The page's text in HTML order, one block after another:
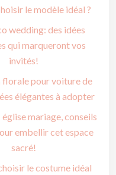
le modèle idéal ?
wedding: des idées
qui marqueront vos
invités!
pour voiture de
élégantes à adopter
mariage, conseils
embellir cet espace
sacré!
le costume idéal